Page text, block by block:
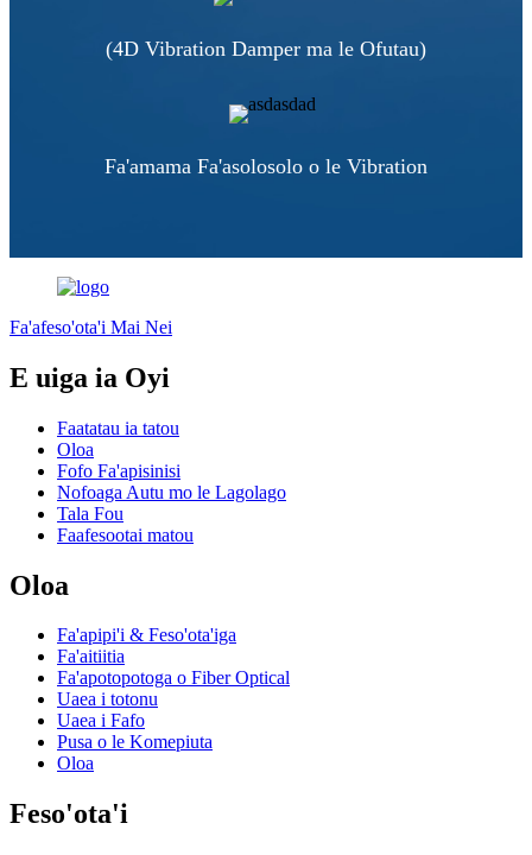
(4D Vibration Damper ma le Ofutau)
Fa'amama Fa'asolosolo o le Vibration
Fa'afeso'ota'i Mai Nei
E uiga ia Oyi
Faatatau ia tatou
Oloa
Fofo Fa'apisinisi
Nofoaga Autu mo le Lagolago
Tala Fou
Faafesootai matou
Oloa
Fa'apipi'i & Feso'ota'iga
Fa'aitiitia
Fa'apotopotoga o Fiber Optical
Uaea i totonu
Uaea i Fafo
Pusa o le Komepiuta
Oloa
Feso'ota'i